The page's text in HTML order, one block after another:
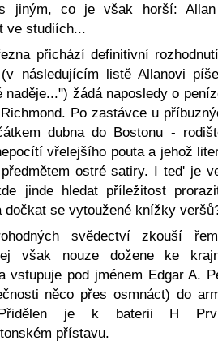
s jiným, co je však horší:
ve studiích...
přichází definitivní
následujícím listě Allanovi
žádá naposledy o
Po zastávce u
dubna do Bostonu -
vřelejšího pouta a jehož
ostré satiry. I ted' je
jinde hledat příležitost
dočkat se vytoužené knížky
svědectví zkouší
však nouze dožene ke
vstupuje pod jménem Edgar A.
něco přes osmnáct) do
Přidělen je k baterii H
přístavu.